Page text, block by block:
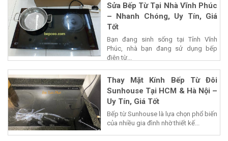
Sửa Bếp Từ Tại Nhà Vĩnh Phúc
– Nhanh Chóng, Uy Tín, Giá
Tốt
Bạn đang sinh sống tại Tỉnh Vĩnh
Phúc, nhà bạn đang sử dụng bếp
điện từ...
Thay Mặt Kính Bếp Từ Đôi
Sunhouse Tại HCM & Hà Nội –
Uy Tín, Giá Tốt
Bếp từ Sunhouse là lựa chọn phổ biến
của nhiều gia đình nhờ thiết kế...